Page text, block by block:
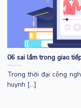
06 sai lầm trong giao
Trong thời đại công
huynh [...]